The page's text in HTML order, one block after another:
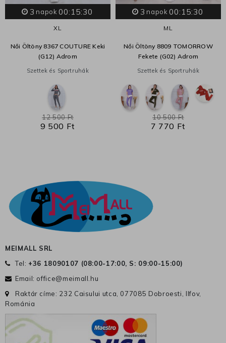
3 napok 00:15:29
XL
Női Öltöny 8367 COUTURE Keki
(G12) Adrom
Szettek és Sportruhák
9 500 Ft
12 500 Ft
3 napok 00:15:29
M L
Női Öltöny 8809 TOMORROW
Fekete (G02) Adrom
Szettek és Sportruhák
7 770 Ft
10 500 Ft
MEIMALL SRL
Tel: +36 18090107 (08:00-17:00, S: 09:00-15:00)
Email: office@meimall.hu
Raktár címe: 232 Caisului utca, 077085 Dobroesti, Ilfov,
Románia